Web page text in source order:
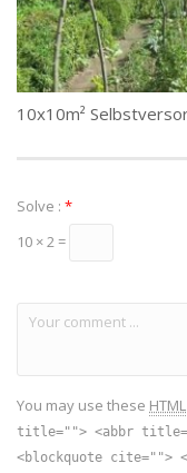
Solve : *
10 × 2 =
You may use these HTML
title=""> <abbr
<blockquote cite="">